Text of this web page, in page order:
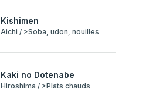
Kishimen
Aichi / >Soba, udon, nouilles
Kaki no Dotenabe
Hiroshima / >Plats chauds